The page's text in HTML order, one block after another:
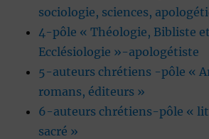
sociologie, sciences,
4-pôle « Théologie, Bibliste et
Ecclésiologie »-apologétiste
5-auteurs chrétiens -pôle «
romans, éditeurs »
6-auteurs chrétiens-pôle «
sacré »